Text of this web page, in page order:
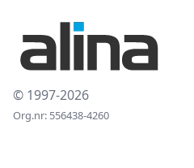
© 1997-2026
Org.nr: 556438-4260